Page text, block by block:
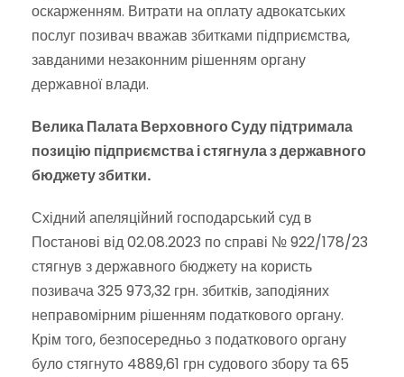
оскарженням. Витрати на оплату адвокатських
послуг позивач вважав збитками підприємства,
завданими незаконним рішенням органу
державної влади.
Велика Палата Верховного Суду підтримала
позицію підприємства і стягнула з державного
бюджету збитки.
Східний апеляційний господарський суд в
Постанові від 02.08.2023 по справі № 922/178/23
стягнув з державного бюджету на користь
позивача 325 973,32 грн. збитків, заподіяних
неправомірним рішенням податкового органу.
Крім того, безпосередньо з податкового органу
було стягнуто 4889,61 грн судового збору та 65